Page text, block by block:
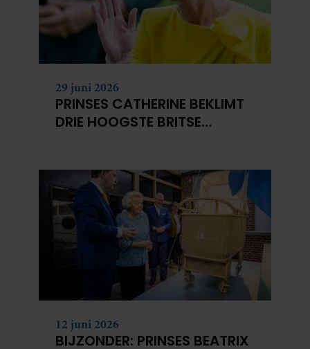
29 juni 2026
PRINSES CATHERINE BEKLIMT
DRIE HOOGSTE BRITSE
12 juni 2026
BIJZONDER: PRINSES BEATRIX